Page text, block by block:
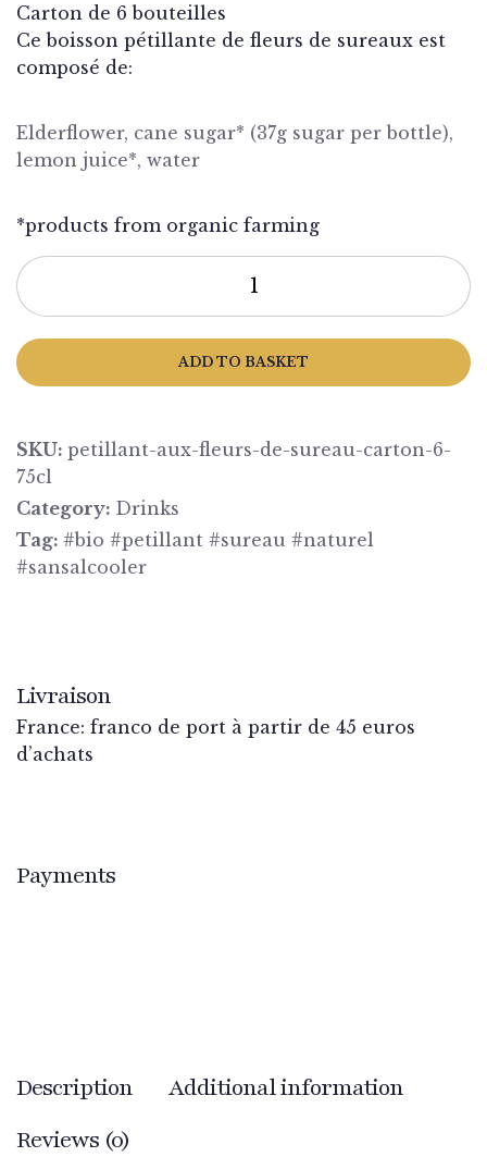
Carton de 6 bouteilles
Ce boisson pétillante de fleurs de sureaux est
composé de:
Elderflower, cane sugar* (37g sugar per bottle),
lemon juice*, water
*products from organic farming
ADD TO BASKET
SKU: petillant-aux-fleurs-de-sureau-carton-6-
75cl
Category: Drinks
Tag: #bio #petillant #sureau #naturel
#sansalcooler
Livraison
France: franco de port à partir de 45 euros
d’achats
Payments
Description
Additional information
Reviews (0)